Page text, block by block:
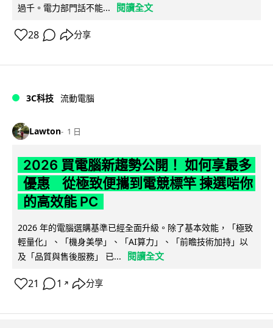
過千。電力部門話不能...
閱讀全文
28 分享
3C科技 流動電腦
Lawton 1 日
2026 買電腦新趨勢公開！ 如何享最多
優惠 從極致便攜到電競標竿 揀選啱你
的高效能 PC
2026 年的電腦選購基準已經全面升級。除了基本效能，「極致
輕量化」、「機身美學」、「AI算力」、「前瞻技術加持」以
及「品質與售後服務」 已...
閱讀全文
21 1 ↗ 分享